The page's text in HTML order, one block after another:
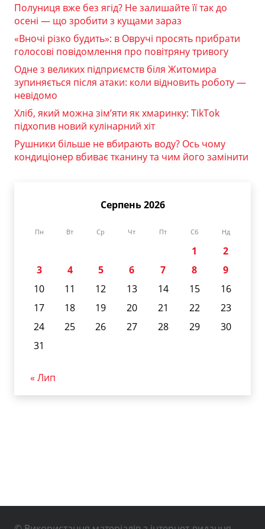
Полуниця вже без ягід? Не залишайте її так до
осені — що зробити з кущами зараз
«Вночі різко будить»: в Овручі просять прибрати
голосові повідомлення про повітряну тривогу
Одне з великих підприємств біля Житомира
зупиняється після атаки: коли відновить роботу —
невідомо
Хліб, який можна зім’яти як хмаринку: TikTok
підхопив новий кулінарний хіт
Рушники більше не вбирають воду? Ось чому
кондиціонер вбиває тканину та чим його замінити
Серпень 2026
Пн Вт Ср Чт Пт Сб Нд
1
2
3
4 5 6 7 8
9
10
11 12 13 14 15
16
17
18 19 20 21 22
23
24
25 26 27 28 29
30
31
« Лип